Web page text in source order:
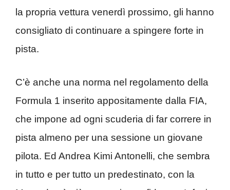
la propria vettura venerdì prossimo, gli hanno
consigliato di continuare a spingere forte in
pista.
C’è anche una norma nel regolamento della
Formula 1 inserito appositamente dalla FIA,
che impone ad ogni scuderia di far correre in
pista almeno per una sessione un giovane
pilota. Ed Andrea Kimi Antonelli, che sembra
in tutto e per tutto un predestinato, con la